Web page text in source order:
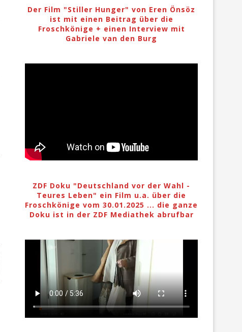
Der Film "Stiller Hunger" von Eren Önsöz
ist mit einen Beitrag über die
Froschkönige + einen Interview mit
Gabriele van den Burg
ZDF Doku "Deutschland vor der Wahl -
Teures Leben" ein Film u.a. über die
Froschkönige vom 30.01.2025 ... die ganze
Doku ist in der ZDF Mediathek abrufbar